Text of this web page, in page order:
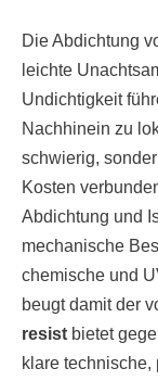
Die Abdichtung
leichte
Undichtigkeit
Nachhinein zu
schwierig,
Kosten
Abdichtung und
mechanische
chemische und
beugt damit der
resist bietet
klare